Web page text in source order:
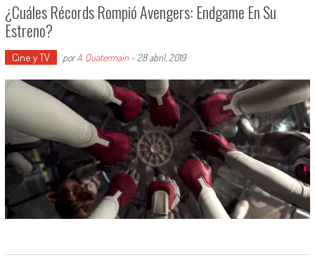
¿Cuáles Récords Rompió Avengers: Endgame En Su
Estreno?
Cine y TV porA. Quatermain- 28 abril, 2019